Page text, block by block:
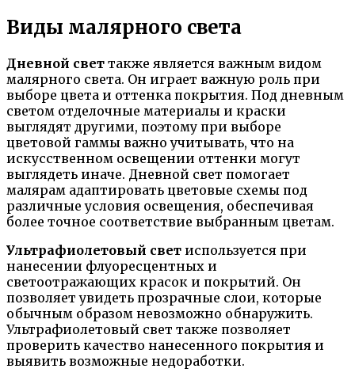
Виды малярного света
Дневной свет также является важным видом
малярного света. Он играет важную роль при
выборе цвета и оттенка покрытия. Под дневным
светом отделочные материалы и краски
выглядят другими, поэтому при выборе
цветовой гаммы важно учитывать, что на
искусственном освещении оттенки могут
выглядеть иначе. Дневной свет помогает
малярам адаптировать цветовые схемы под
различные условия освещения, обеспечивая
более точное соответствие выбранным цветам.
Ультрафиолетовый свет используется при
нанесении флуоресцентных и
светоотражающих красок и покрытий. Он
позволяет увидеть прозрачные слои, которые
обычным образом невозможно обнаружить.
Ультрафиолетовый свет также позволяет
проверить качество нанесенного покрытия и
выявить возможные недоработки.